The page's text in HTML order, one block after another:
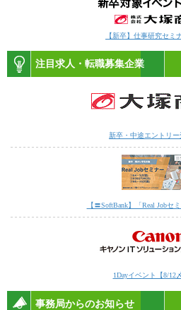
【新卒】仕事研究セミ
注目求人・転職募集企業
新卒・中途エントリー
【〓SoftBank】「Real Jobセ
1Dayイベント【8/12
事務局からのお知らせ